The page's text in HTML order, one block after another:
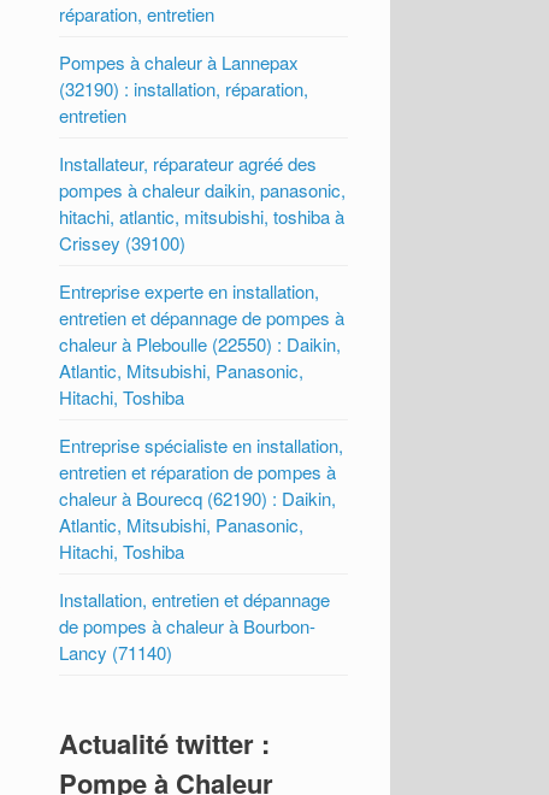
réparation, entretien
Pompes à chaleur à Lannepax
(32190) : installation, réparation,
entretien
Installateur, réparateur agréé des
pompes à chaleur daikin, panasonic,
hitachi, atlantic, mitsubishi, toshiba à
Crissey (39100)
Entreprise experte en installation,
entretien et dépannage de pompes à
chaleur à Pleboulle (22550) : Daikin,
Atlantic, Mitsubishi, Panasonic,
Hitachi, Toshiba
Entreprise spécialiste en installation,
entretien et réparation de pompes à
chaleur à Bourecq (62190) : Daikin,
Atlantic, Mitsubishi, Panasonic,
Hitachi, Toshiba
Installation, entretien et dépannage
de pompes à chaleur à Bourbon-
Lancy (71140)
Actualité twitter :
Pompe à Chaleur